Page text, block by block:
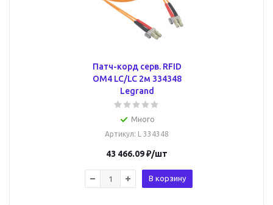
Патч-корд серв. RFID
ОМ4 LC/LC 2м 334348
Legrand
Много
Артикул: L 334348
43 466.09₽/шт
В корзину